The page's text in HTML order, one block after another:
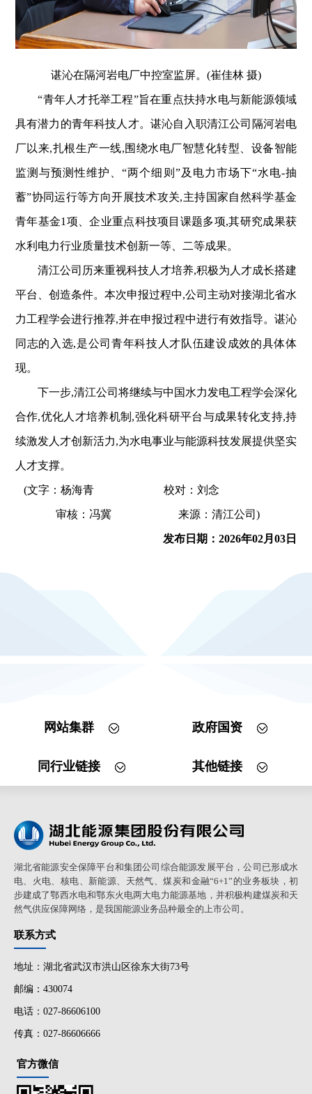
谌沁在隔河岩电厂中控室监屏。(崔佳林 摄)
“青年人才托举工程”旨在重点扶持水电与新能源领域
具有潜力的青年科技人才。谌沁自入职清江公司隔河岩电
厂以来,扎根生产一线,围绕水电厂智慧化转型、设备智能
监测与预测性维护、“两个细则”及电力市场下“水电-抽
蓄”协同运行等方向开展技术攻关,主持国家自然科学基金
青年基金1项、企业重点科技项目课题多项,其研究成果获
水利电力行业质量技术创新一等、二等成果。
清江公司历来重视科技人才培养,积极为人才成长搭建
平台、创造条件。本次申报过程中,公司主动对接湖北省水
力工程学会进行推荐,并在申报过程中进行有效指导。谌沁
同志的入选,是公司青年科技人才队伍建设成效的具体体
现。
下一步,清江公司将继续与中国水力发电工程学会深化
合作,优化人才培养机制,强化科研平台与成果转化支持,持
续激发人才创新活力,为水电事业与能源科技发展提供坚实
人才支撑。
(文字：杨海青 校对：刘念
审核：冯冀 来源：清江公司)
发布日期：2026年02月03日
网站集群 政府国资
同行业链接 其他链接
湖北省能源安全保障平台和集团公司综合能源发展平台，公司已形成水
电、火电、核电、新能源、天然气、煤炭和金融“6+1”的业务板块，初
步建成了鄂西水电和鄂东火电两大电力能源基地，并积极构建煤炭和天
然气供应保障网络，是我国能源业务品种最全的上市公司。
联系方式
地址：湖北省武汉市洪山区徐东大街73号
邮编：430074
电话：027-86606100
传真：027-86606666
官方微信